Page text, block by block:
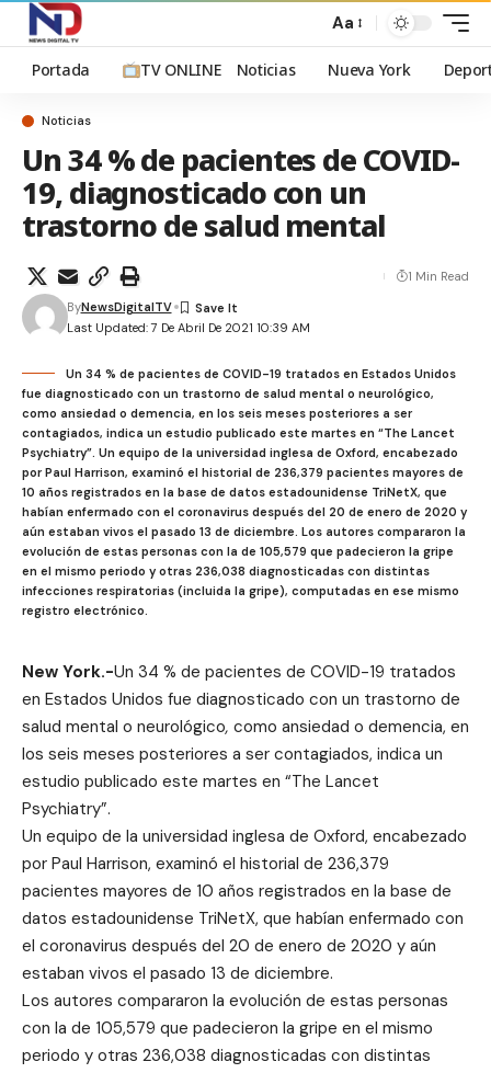
Aa
Portada TV ONLINE Noticias Nueva York
Noticias
Un 34 % de pacientes de COVID-
19, diagnosticado con un
trastorno de salud mental
Last Updated: 7 De Abril De 2021 10:39 AM
ByNewsDigitalTV
1 Min Read
Un 34 % de pacientes de COVID-19 tratados en Estados Unidos
fue diagnosticado con un trastorno de salud mental o neurológico,
como ansiedad o demencia, en los seis meses posteriores a ser
contagiados, indica un estudio publicado este martes en “The Lancet
Psychiatry”. Un equipo de la universidad inglesa de Oxford, encabezado
por Paul Harrison, examinó el historial de 236,379 pacientes mayores de
10 años registrados en la base de datos estadounidense TriNetX, que
habían enfermado con el coronavirus después del 20 de enero de 2020 y
aún estaban vivos el pasado 13 de diciembre. Los autores compararon la
evolución de estas personas con la de 105,579 que padecieron la gripe
en el mismo periodo y otras 236,038 diagnosticadas con distintas
infecciones respiratorias (incluida la gripe), computadas en ese mismo
registro electrónico.
New York.-Un 34 % de pacientes de COVID-19 tratados
en Estados Unidos fue diagnosticado con un trastorno de
salud mental o neurológico, como ansiedad o demencia, en
los seis meses posteriores a ser contagiados, indica un
estudio publicado este martes en “The Lancet
Psychiatry”.
Un equipo de la universidad inglesa de Oxford, encabezado
por Paul Harrison, examinó el historial de 236,379
pacientes mayores de 10 años registrados en la base de
datos estadounidense TriNetX, que habían enfermado con
el coronavirus después del 20 de enero de 2020 y aún
estaban vivos el pasado 13 de diciembre.
Los autores compararon la evolución de estas personas
con la de 105,579 que padecieron la gripe en el mismo
periodo y otras 236,038 diagnosticadas con distintas